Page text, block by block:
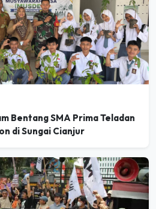
Bentang SMA Prima Teladan
di Sungai Cianjur